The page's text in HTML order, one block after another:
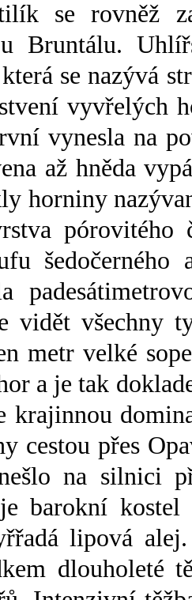
se rovněž
Bruntálu.
se nazývá
vyvřelých
vynesla na
až hněda
horniny
šedočerného
vidět všechny
metr velké
a je tak
cestou přes
na silnici
barokní
lipová
dlouholeté